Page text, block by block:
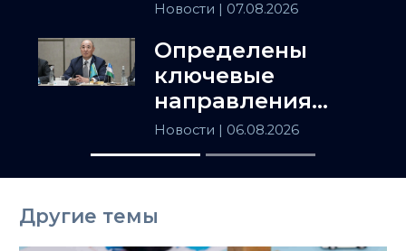
популярных
Казахстане
Новости | 07.08.2026
Определены
ключевые
направления
сотрудничества
Астаны и
Ташкента
Новости | 06.08.2026
Другие темы